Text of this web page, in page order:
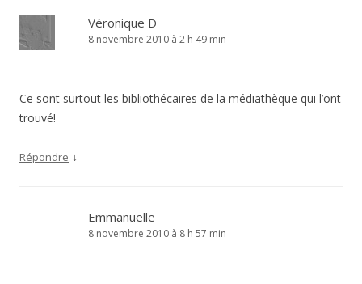
Véronique D
8 novembre 2010 à 2 h 49 min
Ce sont surtout les bibliothécaires de la médiathèque qui l’ont
trouvé!
Répondre ↓
Emmanuelle
8 novembre 2010 à 8 h 57 min